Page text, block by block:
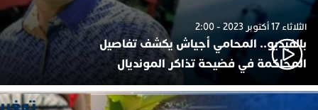
الثلاثاء 17 أكتوبر 2023 - 2:00
بالفيديو.. المحامي أجياش يكشف تفاصيل
المحاكمة في فضيحة تذاكر المونديال